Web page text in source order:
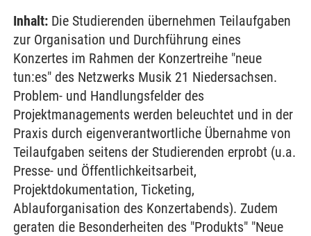
Inhalt: Die Studierenden übernehmen Teilaufgaben
zur Organisation und Durchführung eines
Konzertes im Rahmen der Konzertreihe "neue
tun:es" des Netzwerks Musik 21 Niedersachsen.
Problem- und Handlungsfelder des
Projektmanagements werden beleuchtet und in der
Praxis durch eigenverantwortliche Übernahme von
Teilaufgaben seitens der Studierenden erprobt (u.a.
Presse- und Öffentlichkeitsarbeit,
Projektdokumentation, Ticketing,
Ablauforganisation des Konzertabends). Zudem
geraten die Besonderheiten des "Produkts" "Neue